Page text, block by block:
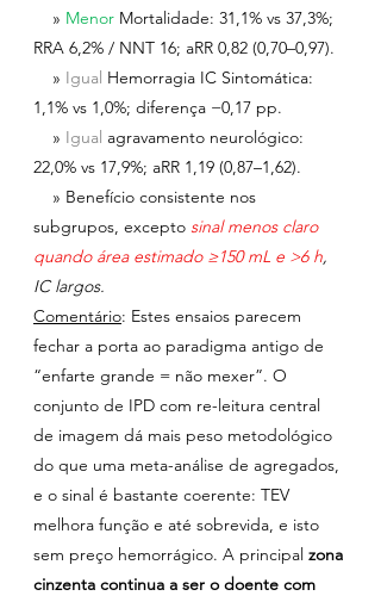
» Menor Mortalidade: 31,1% vs 37,3%;
RRA 6,2% / NNT 16; aRR 0,82 (0,70–0,97).
» Igual Hemorragia IC Sintomática:
1,1% vs 1,0%; diferença −0,17 pp.
» Igual agravamento neurológico:
22,0% vs 17,9%; aRR 1,19 (0,87–1,62).
» Benefício consistente nos
subgrupos, excepto sinal menos claro
quando área estimado ≥150 mL e >6 h,
IC largos.
Comentário: Estes ensaios parecem
fechar a porta ao paradigma antigo de
“enfarte grande = não mexer”. O
conjunto de IPD com re-leitura central
de imagem dá mais peso metodológico
do que uma meta-análise de agregados,
e o sinal é bastante coerente: TEV
melhora função e até sobrevida, e isto
sem preço hemorrágico. A principal zona
cinzenta continua a ser o doente com